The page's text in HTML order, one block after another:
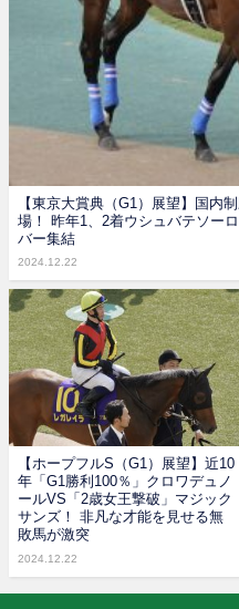
【東京大賞典（G1）展望】国内
場！ 昨年1、2着ウシュバテソー
バー集結
2024.12.22
【ホープフルS（G1）展望】近10
年「G1勝利100％」クロワデュノ
ールVS「2歳女王撃破」マジック
サンズ！ 非凡な才能を見せる無
敗馬が激突
2024.12.22